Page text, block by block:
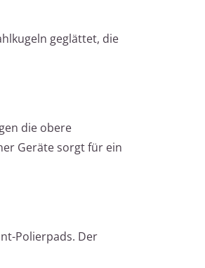
geglättet, die
die obere
Geräte sorgt für ein
Polierpads. Der